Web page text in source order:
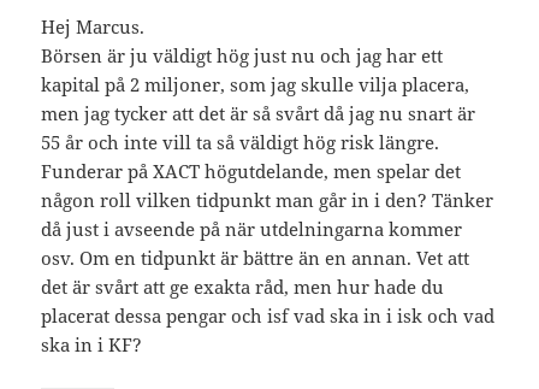
Hej Marcus.
Börsen är ju väldigt hög just nu och jag har ett
kapital på 2 miljoner, som jag skulle vilja placera,
men jag tycker att det är så svårt då jag nu snart är
55 år och inte vill ta så väldigt hög risk längre.
Funderar på XACT högutdelande, men spelar det
någon roll vilken tidpunkt man går in i den? Tänker
då just i avseende på när utdelningarna kommer
osv. Om en tidpunkt är bättre än en annan. Vet att
det är svårt att ge exakta råd, men hur hade du
placerat dessa pengar och isf vad ska in i isk och vad
ska in i KF?